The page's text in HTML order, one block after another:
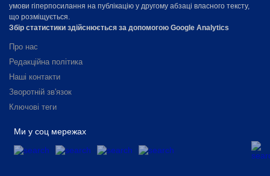
умови гіперпосилання на публікацію у другому абзаці власного тексту,
що розміщується.
Збір статистики здійснюється за допомогою Google Analytics
Про нас
Редакційна політика
Наші контакти
Зворотній зв'язок
Ключові теги
Ми у соц мережах